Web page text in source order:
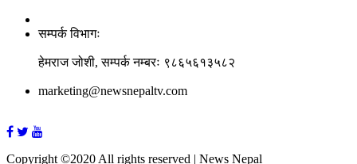
सम्पर्क विभागः
हेमराज जोशी, सम्पर्क नम्बरः ९८६५६१३५८२
marketing@newsnepaltv.com
Copyright ©2020 All rights reserved | News Nepal